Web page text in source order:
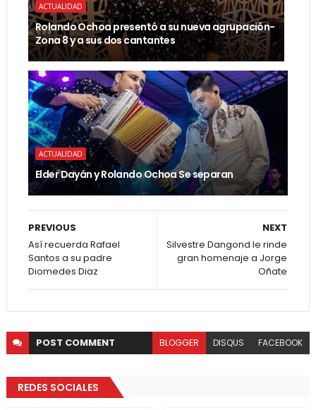
ACTUALIDAD
Rolando Ochoa presentó a su nueva agrupación-
Zona 8 y a sus dos cantantes
ACTUALIDAD
Elder Dayán y Rolando Ochoa Se separan
NEXT
Silvestre Dangond le rinde
gran homenaje a Jorge
Oñate
PREVIOUS
Así recuerda Rafael
Santos a su padre
Diomedes Diaz
POST COMMENT BLOGGER DISQUS FACEBOOK
REDES SOCIALES